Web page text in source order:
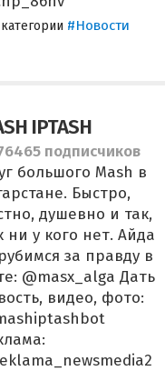
#Новости
IPTASH
подписчиков
большого Mash в
Быстро,
душевно и так,
ни у кого нет. Айда
за правду в
@masx_alga Дать
видео, фото: